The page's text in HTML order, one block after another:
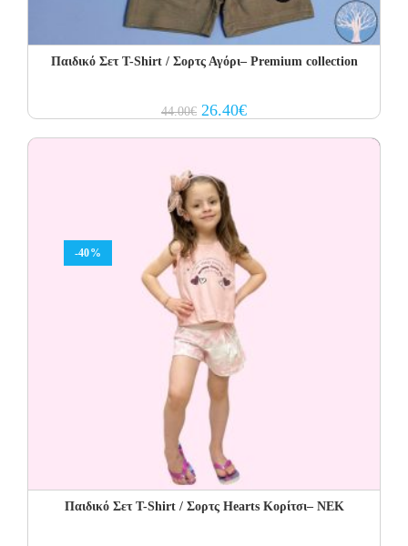
Παιδικό Σετ T-Shirt / Σορτς Αγόρι– Premium collection
44.00€ Original
price
26.40€Current
price
-40%
Παιδικό Σετ T-Shirt / Σορτς Hearts Κορίτσι– NEK